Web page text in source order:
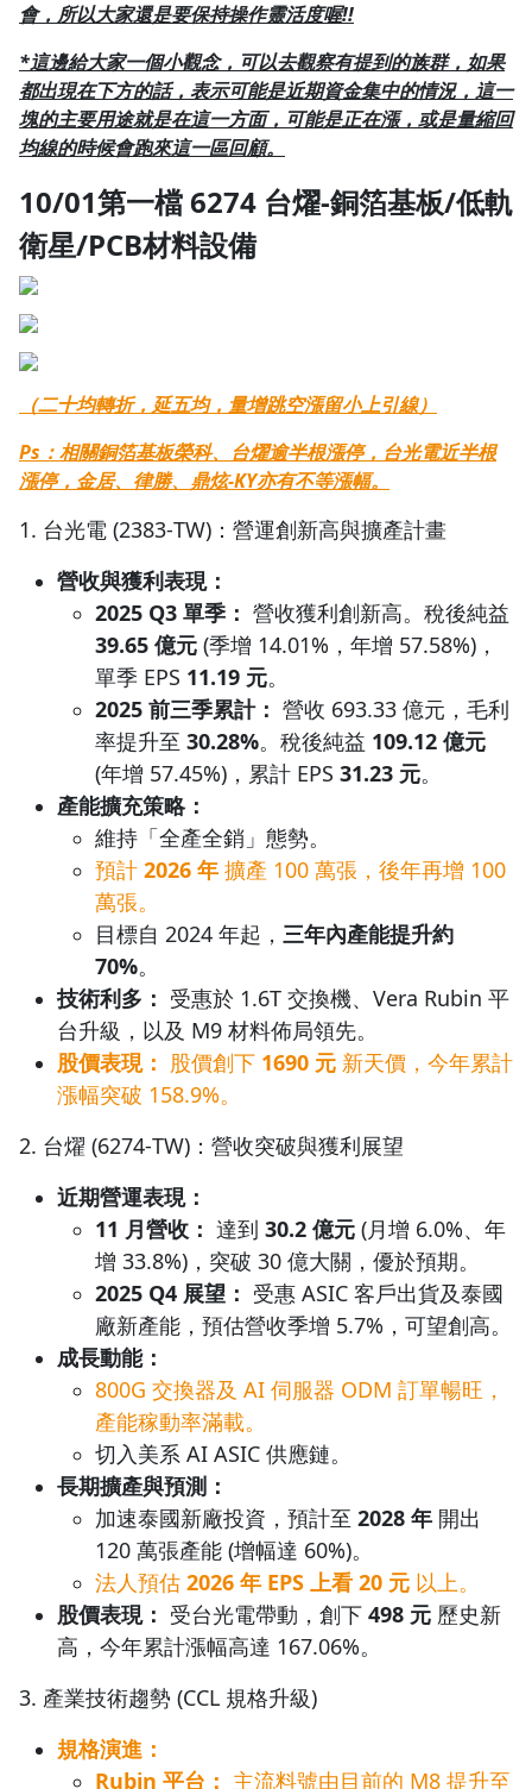
會， 所以大家還是要保持操作靈活度喔!!
*這邊給大家一個小觀念，可以去觀察有提到的族群，如果
都出現在下方的話，表示可能是近期資金集中的情況，這一
塊的主要用途就是在這一方面，可能是正在漲，或是量縮回
均線的時候會跑來這一區回顧。
10/01第一檔 6274 台燿-銅箔基板/低軌
衛星/PCB材料設備
（二十均轉折，延五均，量增跳空漲留小上引線）
Ps：相關銅箔基板榮科、台燿逾半根漲停，台光電近半根
漲停，金居、律勝、鼎炫-KY亦有不等漲幅。
1. 台光電 (2383-TW)：營運創新高與擴產計畫
營收與獲利表現：
2025 Q3 單季： 營收獲利創新高。稅後純益
39.65 億元 (季增 14.01%，年增 57.58%)，
單季 EPS 11.19 元。
2025 前三季累計： 營收 693.33 億元，毛利
率提升至 30.28%。稅後純益 109.12 億元
(年增 57.45%)，累計 EPS 31.23 元。
產能擴充策略：
維持「全產全銷」態勢。
預計 2026 年 擴產 100 萬張，後年再增 100
萬張。
目標自 2024 年起， 三年內產能提升約
70%。
技術利多： 受惠於 1.6T 交換機、Vera Rubin 平
台升級，以及 M9 材料佈局領先。
股價表現： 股價創下 1690 元 新天價，今年累計
漲幅突破 158.9%。
2. 台燿 (6274-TW)：營收突破與獲利展望
近期營運表現：
11 月營收： 達到 30.2 億元 (月增 6.0%、年
增 33.8%)，突破 30 億大關，優於預期。
2025 Q4 展望： 受惠 ASIC 客戶出貨及泰國
廠新產能，預估營收季增 5.7%，可望創高。
成長動能：
800G 交換器及 AI 伺服器 ODM 訂單暢旺，
產能稼動率滿載。
切入美系 AI ASIC 供應鏈。
長期擴產與預測：
加速泰國新廠投資，預計至 2028 年 開出
120 萬張產能 (增幅達 60%)。
法人預估 2026 年 EPS 上看 20 元 以上。
股價表現： 受台光電帶動，創下 498 元 歷史新
高，今年累計漲幅高達 167.06%。
3. 產業技術趨勢 (CCL 規格升級)
規格演進：
Rubin 平台： 主流料號由目前的 M8 提升至